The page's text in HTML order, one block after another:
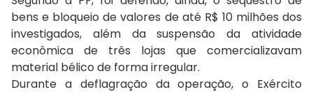
bens e bloqueio de valores de até R$ 10 milhões dos
investigados, além da suspensão da atividade
econômica de três lojas que comercializavam
material bélico de forma irregular.
Durante a deflagração da operação, o Exército